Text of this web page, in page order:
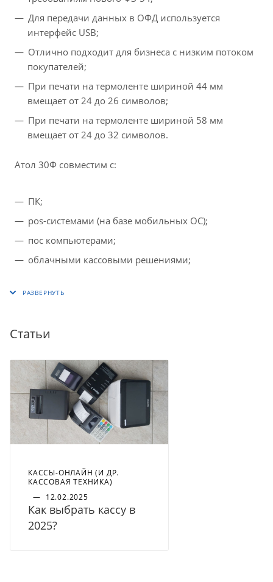
Для передачи данных в ОФД используется
интерфейс USB;
Отлично подходит для бизнеса с низким потоком
покупателей;
При печати на термоленте шириной 44 мм
вмещает от 24 до 26 символов;
При печати на термоленте шириной 58 мм
вмещает от 24 до 32 символов.
Атол 30Ф совместим с:
ПК;
pos-системами (на базе мобильных ОС);
пос компьютерами;
облачными кассовыми решениями;
Статьи
КАССЫ-ОНЛАЙН (И ДР.
КАССОВАЯ ТЕХНИКА)
— 12.02.2025
Как выбрать кассу в
2025?